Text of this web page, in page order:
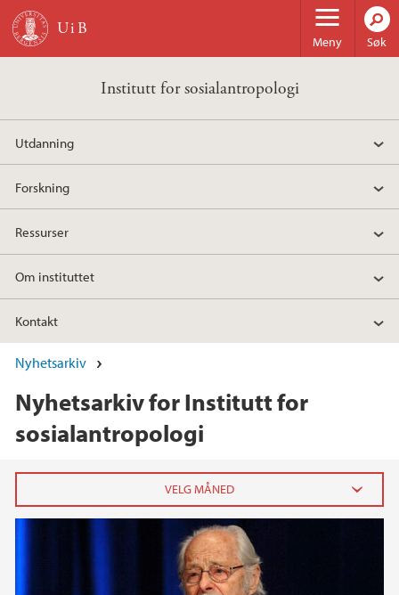
Hopp til hovedinnhold
Meny Søk
Institutt for sosialantropologi
Utdanning
Forskning
Ressurser
Om instituttet
Kontakt
Nyhetsarkiv
Nyhetsarkiv for Institutt for
sosialantropologi
2026
februar (1)